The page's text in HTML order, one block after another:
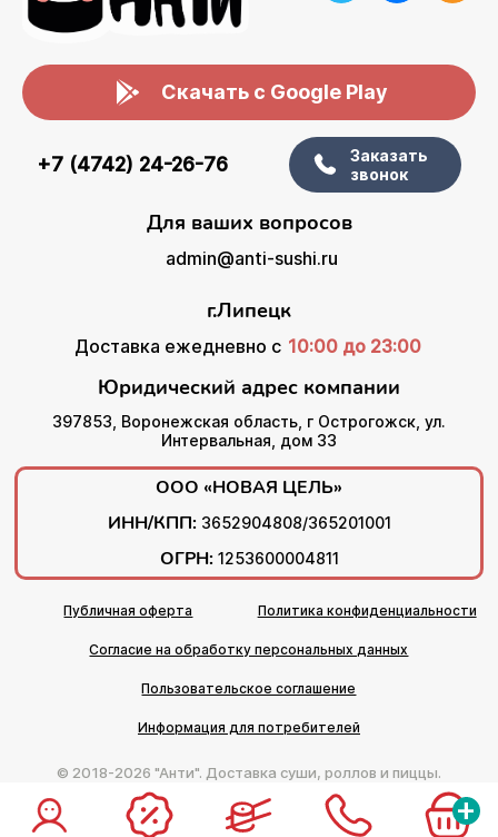
+
Скачать с Google Play
+7 (4742) 24-26-76
Заказать
звонок
Для ваших вопросов
admin@anti-sushi.ru
г.Липецк
Доставка ежедневно с 10:00 до 23:00
Юридический адрес компании
397853, Воронежская область, г Острогожск, ул.
Интервальная, дом 33
ООО «НОВАЯ ЦЕЛЬ»
ИНН/КПП: 3652904808/365201001
ОГРН: 1253600004811
Публичная оферта Политика конфиденциальности
Согласие на обработку персональных данных
Пользовательское соглашение
Информация для потребителей
© 2018-2026 "Анти". Доставка суши, роллов и пиццы.